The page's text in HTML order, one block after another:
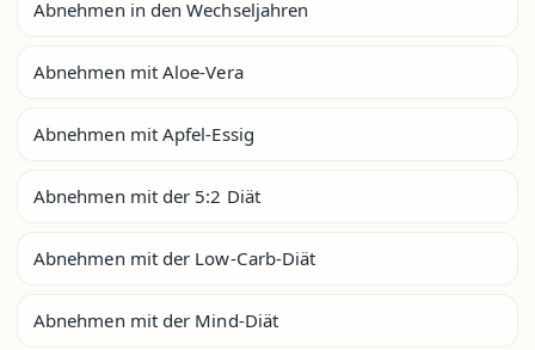
Abnehmen in den Wechseljahren
Abnehmen mit Aloe-Vera
Abnehmen mit Apfel-Essig
Abnehmen mit der 5:2 Diät
Abnehmen mit der Low-Carb-Diät
Abnehmen mit der Mind-Diät